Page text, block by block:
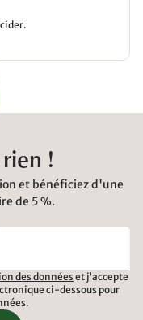
!
et bénéficiez d'une
de 5 %.
des donnéeset j'accepte
ci-dessous pour